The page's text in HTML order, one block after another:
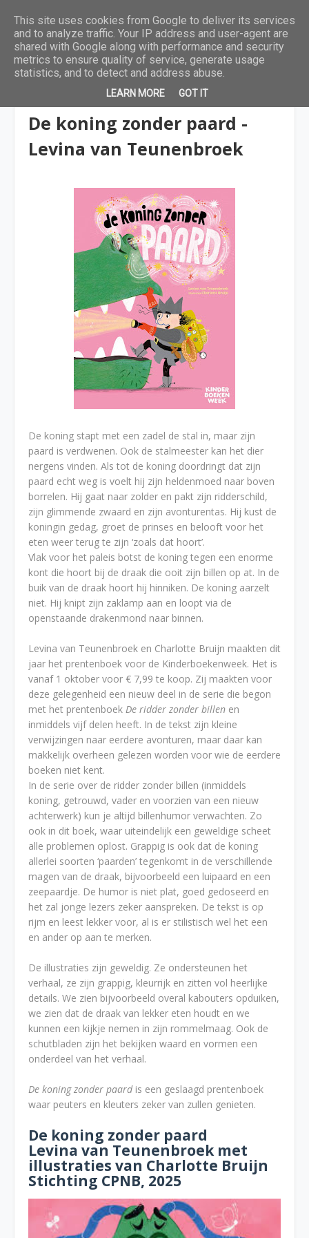
De koning zonder paard -
Levina van Teunenbroek
De koning stapt met een zadel de stal in, maar zijn
paard is verdwenen. Ook de stalmeester kan het dier
nergens vinden. Als tot de koning doordringt dat zijn
paard echt weg is voelt hij zijn heldenmoed naar boven
borrelen. Hij gaat naar zolder en pakt zijn ridderschild,
zijn glimmende zwaard en zijn avonturentas. Hij kust de
koningin gedag, groet de prinses en belooft voor het
eten weer terug te zijn ‘zoals dat hoort’.
Vlak voor het paleis botst de koning tegen een enorme
kont die hoort bij de draak die ooit zijn billen op at. In de
buik van de draak hoort hij hinniken. De koning aarzelt
niet. Hij knipt zijn zaklamp aan en loopt via de
openstaande drakenmond naar binnen.
Levina van Teunenbroek en Charlotte Bruijn maakten dit
jaar het prentenboek voor de Kinderboekenweek. Het is
vanaf 1 oktober voor € 7,99 te koop. Zij maakten voor
deze gelegenheid een nieuw deel in de serie die begon
met het prentenboek De ridder zonder billen en
inmiddels vijf delen heeft. In de tekst zijn kleine
verwijzingen naar eerdere avonturen, maar daar kan
makkelijk overheen gelezen worden voor wie de eerdere
boeken niet kent.
In de serie over de ridder zonder billen (inmiddels
koning, getrouwd, vader en voorzien van een nieuw
achterwerk) kun je altijd billenhumor verwachten. Zo
ook in dit boek, waar uiteindelijk een geweldige scheet
alle problemen oplost. Grappig is ook dat de koning
allerlei soorten ‘paarden’ tegenkomt in de verschillende
magen van de draak, bijvoorbeeld een luipaard en een
zeepaardje. De humor is niet plat, goed gedoseerd en
het zal jonge lezers zeker aanspreken. De tekst is op
rijm en leest lekker voor, al is er stilistisch wel het een
en ander op aan te merken.
De illustraties zijn geweldig. Ze ondersteunen het
verhaal, ze zijn grappig, kleurrijk en zitten vol heerlijke
details. We zien bijvoorbeeld overal kabouters opduiken,
we zien dat de draak van lekker eten houdt en we
kunnen een kijkje nemen in zijn rommelmaag. Ook de
schutbladen zijn het bekijken waard en vormen een
onderdeel van het verhaal.
De koning zonder paardis een geslaagd prentenboek
waar peuters en kleuters zeker van zullen genieten.
De koning zonder paard
Levina van Teunenbroek met
illustraties van Charlotte Bruijn
Stichting CPNB, 2025
This site uses cookies from Google to deliver its services
and to analyze traffic. Your IP address and user-agent are
shared with Google along with performance and security
metrics to ensure quality of service, generate usage
statistics, and to detect and address abuse.
LEARN MORE GOT IT